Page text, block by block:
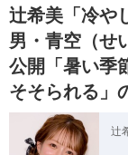
辻希美「冷や
男・青空（せ
公開「暑い季
そそられる」
辻